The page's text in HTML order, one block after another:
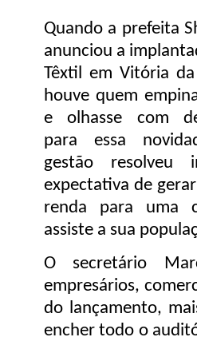
Quando a prefeita
anunciou a
Têxtil em Vitória
houve quem
e olhasse com
para essa
gestão resolveu
expectativa de
renda para uma
assiste a sua
O secretário
empresários,
do lançamento,
encher todo o